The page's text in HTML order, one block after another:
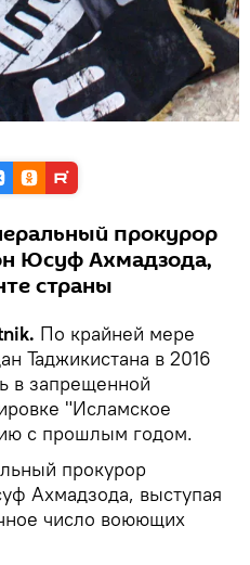
прокурор
Юсуф Ахмадзода,
страны
По крайней мере
Таджикистана в 2016
в запрещенной
"Исламское
с прошлым годом.
прокурор
Ахмадзода, выступая
число воюющих